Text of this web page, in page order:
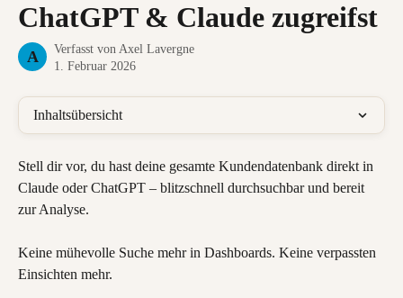
ChatGPT & Claude zugreifst
A Verfasst von Axel Lavergne
1. Februar 2026
Inhaltsübersicht
Stell dir vor, du hast deine gesamte Kundendatenbank direkt in
Claude oder ChatGPT – blitzschnell durchsuchbar und bereit
zur Analyse.
Keine mühevolle Suche mehr in Dashboards. Keine verpassten
Einsichten mehr.